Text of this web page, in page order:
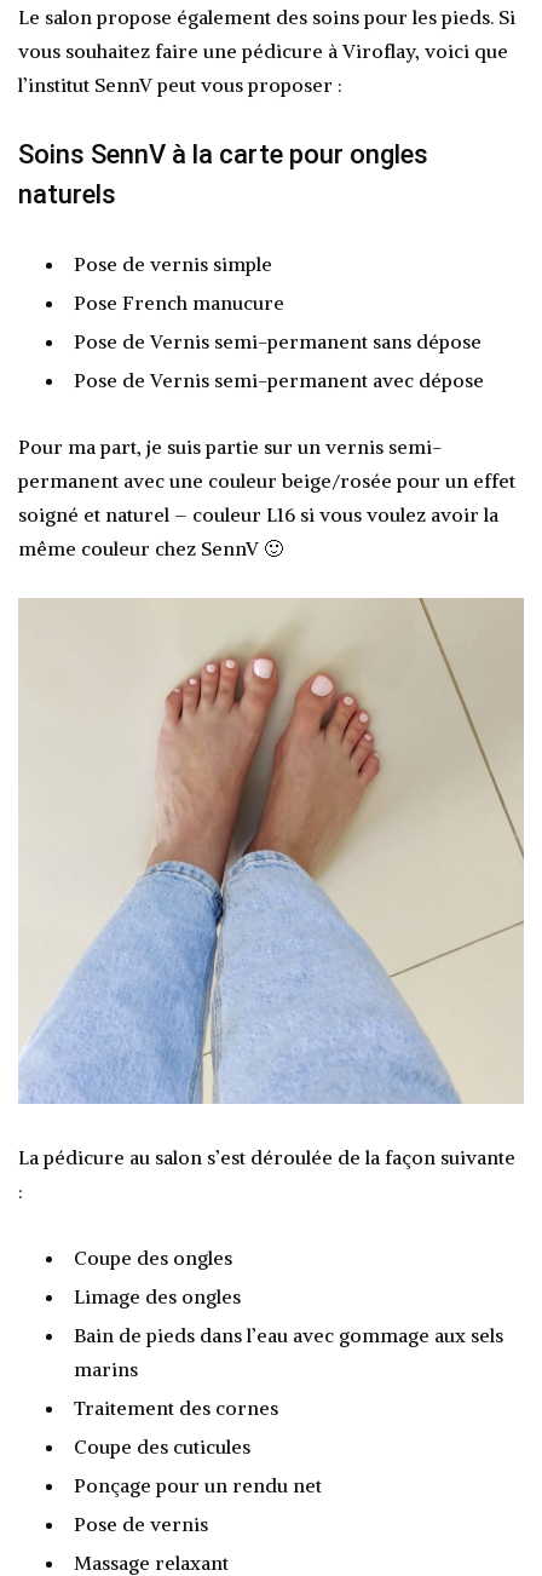
Le salon propose également des soins pour les pieds. Si
vous souhaitez faire une pédicure à Viroflay, voici que
l’institut SennV peut vous proposer :
Soins SennV à la carte pour ongles
naturels
Pose de vernis simple
Pose French manucure
Pose de Vernis semi-permanent sans dépose
Pose de Vernis semi-permanent avec dépose
Pour ma part, je suis partie sur un vernis semi-
permanent avec une couleur beige/rosée pour un effet
soigné et naturel – couleur L16 si vous voulez avoir la
même couleur chez SennV 🙂
La pédicure au salon s’est déroulée de la façon suivante
:
Coupe des ongles
Limage des ongles
Bain de pieds dans l’eau avec gommage aux sels
marins
Traitement des cornes
Coupe des cuticules
Ponçage pour un rendu net
Pose de vernis
Massage relaxant